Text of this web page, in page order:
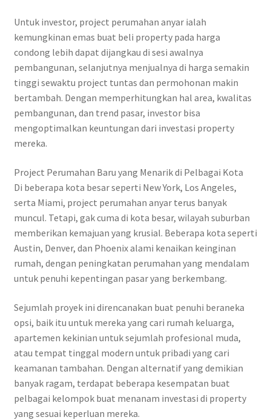
Untuk investor, project perumahan anyar ialah
kemungkinan emas buat beli property pada harga
condong lebih dapat dijangkau di sesi awalnya
pembangunan, selanjutnya menjualnya di harga semakin
tinggi sewaktu project tuntas dan permohonan makin
bertambah. Dengan memperhitungkan hal area, kwalitas
pembangunan, dan trend pasar, investor bisa
mengoptimalkan keuntungan dari investasi property
mereka.
Project Perumahan Baru yang Menarik di Pelbagai Kota
Di beberapa kota besar seperti New York, Los Angeles,
serta Miami, project perumahan anyar terus banyak
muncul. Tetapi, gak cuma di kota besar, wilayah suburban
memberikan kemajuan yang krusial. Beberapa kota seperti
Austin, Denver, dan Phoenix alami kenaikan keinginan
rumah, dengan peningkatan perumahan yang mendalam
untuk penuhi kepentingan pasar yang berkembang.
Sejumlah proyek ini direncanakan buat penuhi beraneka
opsi, baik itu untuk mereka yang cari rumah keluarga,
apartemen kekinian untuk sejumlah profesional muda,
atau tempat tinggal modern untuk pribadi yang cari
keamanan tambahan. Dengan alternatif yang demikian
banyak ragam, terdapat beberapa kesempatan buat
pelbagai kelompok buat menanam investasi di property
yang sesuai keperluan mereka.